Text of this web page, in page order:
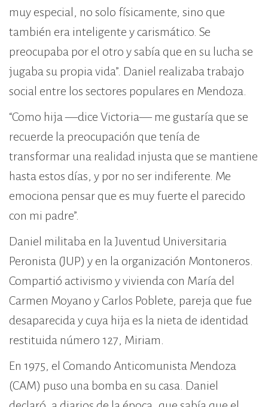
muy especial, no solo físicamente, sino que
también era inteligente y carismático. Se
preocupaba por el otro y sabía que en su lucha se
jugaba su propia vida”. Daniel realizaba trabajo
social entre los sectores populares en Mendoza.
“Como hija —dice Victoria— me gustaría que se
recuerde la preocupación que tenía de
transformar una realidad injusta que se mantiene
hasta estos días, y por no ser indiferente. Me
emociona pensar que es muy fuerte el parecido
con mi padre”.
Daniel militaba en la Juventud Universitaria
Peronista (JUP) y en la organización Montoneros.
Compartió activismo y vivienda con María del
Carmen Moyano y Carlos Poblete, pareja que fue
desaparecida y cuya hija es la nieta de identidad
restituida número 127, Miriam.
En 1975, el Comando Anticomunista Mendoza
(CAM) puso una bomba en su casa. Daniel